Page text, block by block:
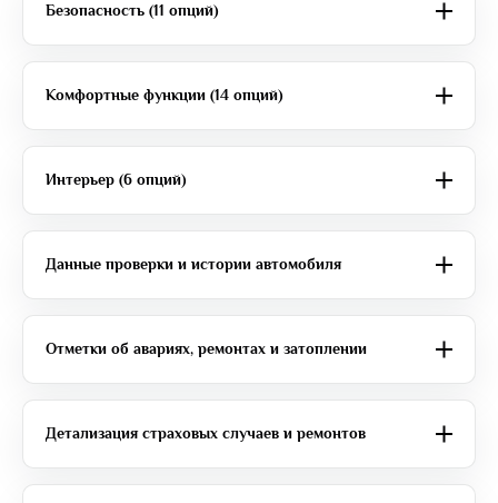
Безопасность (11 опций)
Комфортные функции (14 опций)
Интерьер (6 опций)
Данные проверки и истории автомобиля
Отметки об авариях, ремонтах и затоплении
Детализация страховых случаев и ремонтов